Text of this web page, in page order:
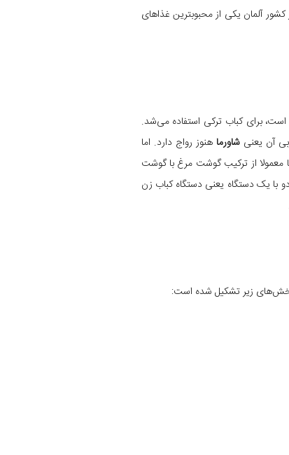
آلمان یکی از محبوبترین غذاهای
است، برای کباب ترکی استفاده می‌شد.
آن یعنیشاورما هنوز رواج دارد. اما
معمولا از ترکیب گوشت مرغ با گوشت
با یک دستگاه یعنی دستگاه کباب زن
زیر تشکیل شده است: